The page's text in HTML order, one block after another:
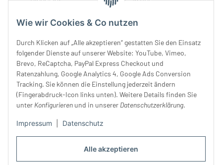
Alle akzeptieren
Wie wir Cookies & Co nutzen
Durch Klicken auf „Alle akzeptieren“ gestatten Sie den Einsatz
folgender Dienste auf unserer Website: YouTube, Vimeo,
Brevo, ReCaptcha, PayPal Express Checkout und
Ratenzahlung, Google Analytics 4, Google Ads Conversion
Tracking. Sie können die Einstellung jederzeit ändern
(Fingerabdruck-Icon links unten). Weitere Details finden Sie
unter Konfigurieren und in unserer Datenschutzerklärung.
Impressum Datenschutz
Donnerstag:
10 - 18 Uhr
Samstag:
10 - 14 Uhr
Unser Service
Rechtliches